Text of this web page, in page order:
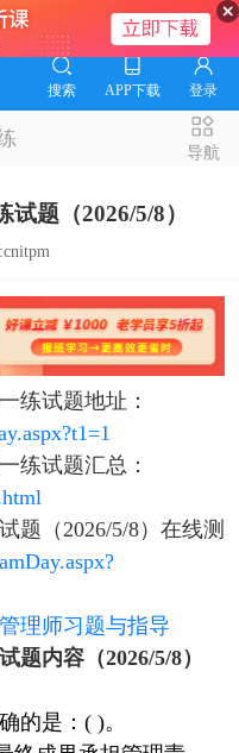
搜索 APP下载 登录
导航
题（2026/5/8）
练试题地址：
练试题汇总：
题（2026/5/8）在线测
理师习题与指导
题内容（2026/5/8）
的是：( )。